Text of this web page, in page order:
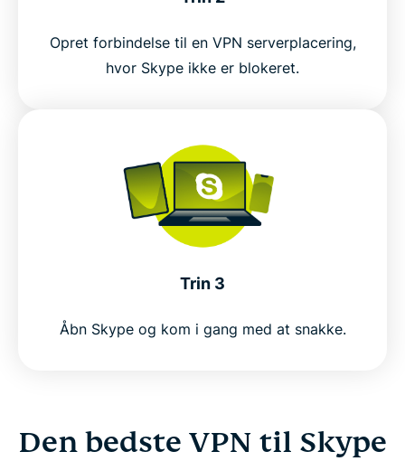
Opret forbindelse til en VPN serverplacering,
hvor Skype ikke er blokeret.
Trin 3
Åbn Skype og kom i gang med at snakke.
Den bedste VPN til Skype